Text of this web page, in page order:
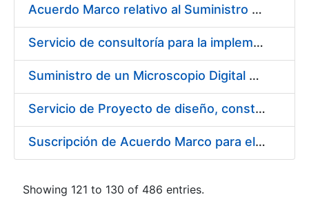
Acuerdo Marco relativo al Suministro de Informáticos 2019
Servicio de consultoría para la implementación de un Proceso Automatizado de Preparación de Expedientes de Compras
Suministro de un Microscopio Digital Automático
Servicio de Proyecto de diseño, construcción, montaje, desmontaje y transporte de stands durante 2019
Suscripción de Acuerdo Marco para el Suministro de Sillería Ergonómica para la FNMT-RCM
Showing 121 to 130 of 486 entries.